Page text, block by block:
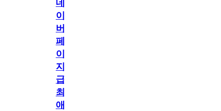
네
이
버
페
이
지
급!
최
애